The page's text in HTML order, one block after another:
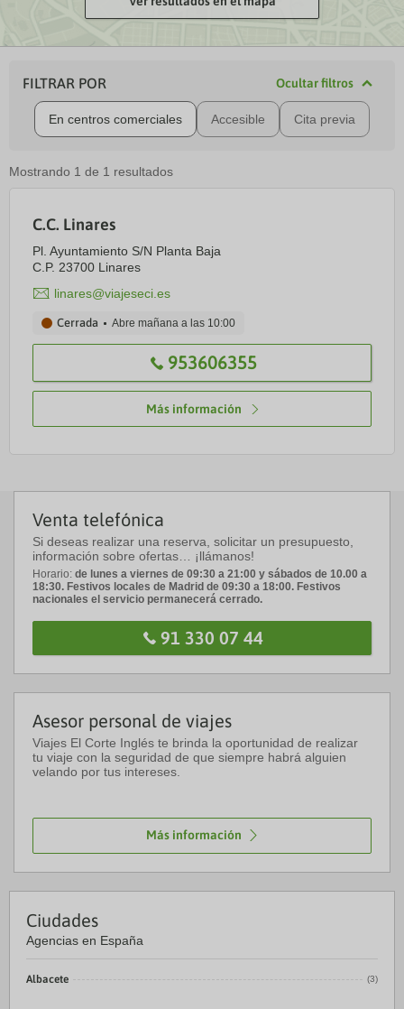
FILTRAR POR Ocultar filtros
En centros comerciales Accesible Cita previa
Mostrando 1 de 1 resultados
C.C. Linares
Pl. Ayuntamiento S/N Planta Baja
C.P. 23700 Linares
linares@viajeseci.es
953606355
Cerrada Abre mañana a las 10:00
Más información
Venta telefónica
Si deseas realizar una reserva, solicitar un presupuesto,
información sobre ofertas… ¡llámanos!
Horario: de lunes a viernes de 09:30 a 21:00 y sábados de 10.00 a
18:30. Festivos locales de Madrid de 09:30 a 18:00. Festivos
nacionales el servicio permanecerá cerrado.
91 330 07 44
Asesor personal de viajes
Viajes El Corte Inglés te brinda la oportunidad de realizar
tu viaje con la seguridad de que siempre habrá alguien
velando por tus intereses.
Más información
Ciudades
Agencias en España
Albacete (3)